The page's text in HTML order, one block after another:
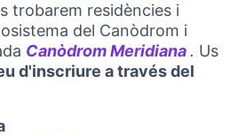
trobarem residències i
del Canòdrom i
Canòdrom Meridiana
(Abrir
. Us
d'inscriure a través del